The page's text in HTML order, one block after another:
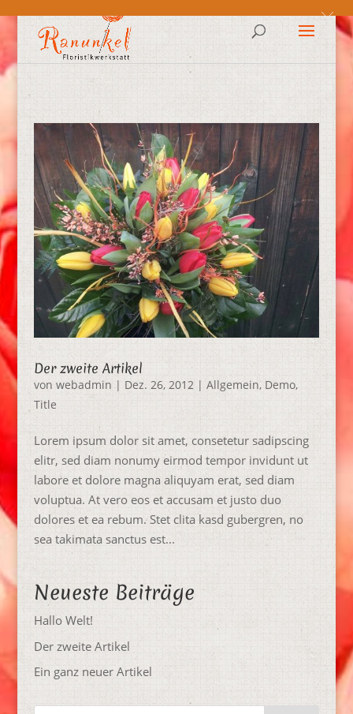
Der zweite Artikel
von webadmin | Dez. 26, 2012| Allgemein, Demo,
Title
Lorem ipsum dolor sit amet, consetetur sadipscing
elitr, sed diam nonumy eirmod tempor invidunt ut
labore et dolore magna aliquyam erat, sed diam
voluptua. At vero eos et accusam et justo duo
dolores et ea rebum. Stet clita kasd gubergren, no
sea takimata sanctus est...
Neueste Beiträge
Hallo Welt!
Der zweite Artikel
Ein ganz neuer Artikel